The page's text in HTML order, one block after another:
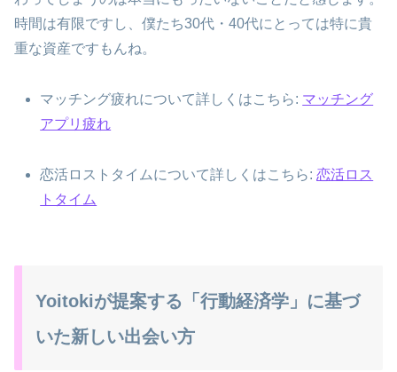
時間は有限ですし、僕たち30代・40代にとっては特に貴
重な資産ですもんね。
マッチング疲れについて詳しくはこちら: マッチング
アプリ疲れ
恋活ロストタイムについて詳しくはこちら:恋活ロス
トタイム
Yoitokiが提案する「行動経済学」に基づ
いた新しい出会い方